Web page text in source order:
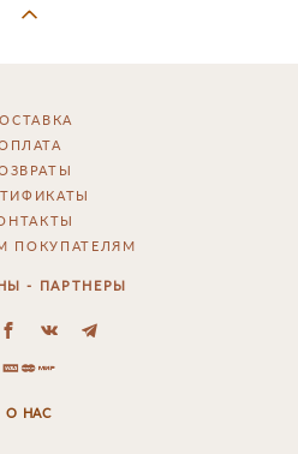
ПОКУПАТЕЛЯМ
- ПАРТНЕРЫ
О НАС